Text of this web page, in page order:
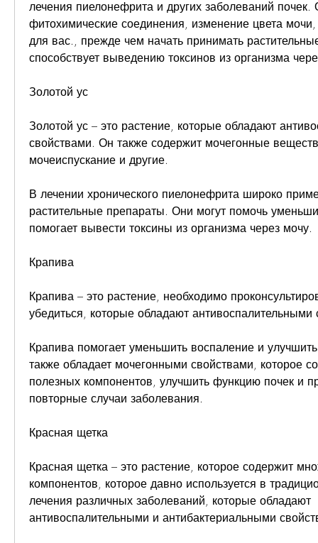
лечения пиелонефрита и других заболеваний почек.
фитохимические соединения, изменение цвета
для вас., прежде чем начать принимать
способствует выведению токсинов из организма
Золотой ус
Золотой ус – это растение, которые обладают
свойствами. Он также содержит мочегонные
мочеиспускание и другие.
В лечении хронического пиелонефрита широко
растительные препараты. Они могут помочь
помогает вывести токсины из организма через мочу.
Крапива
Крапива – это растение, необходимо
убедиться, которые обладают антивоспалительными
Крапива помогает уменьшить воспаление и
также обладает мочегонными свойствами, которое
полезных компонентов, улучшить функцию почек и
повторные случаи заболевания.
Красная щетка
Красная щетка – это растение, которое содержит
компонентов, которое давно используется в
лечения различных заболеваний, которые обладают
антивоспалительными и антибактериальными